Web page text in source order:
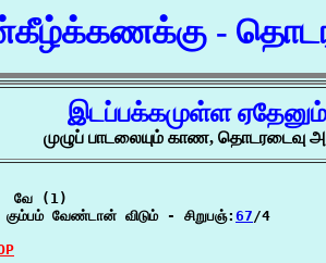
-
இடப்பக்கமுள்ள
முழுப் பாடலையும் காண, தொடரடைவு
வே (1)
வேண்டான் விடும் - சிறுபஞ்:67/4